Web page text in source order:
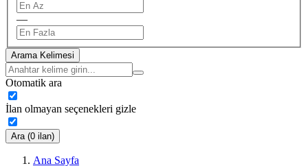
—
Arama Kelimesi
Otomatik ara
İlan olmayan seçenekleri gizle
Ara (0 ilan)
Ana Sayfa